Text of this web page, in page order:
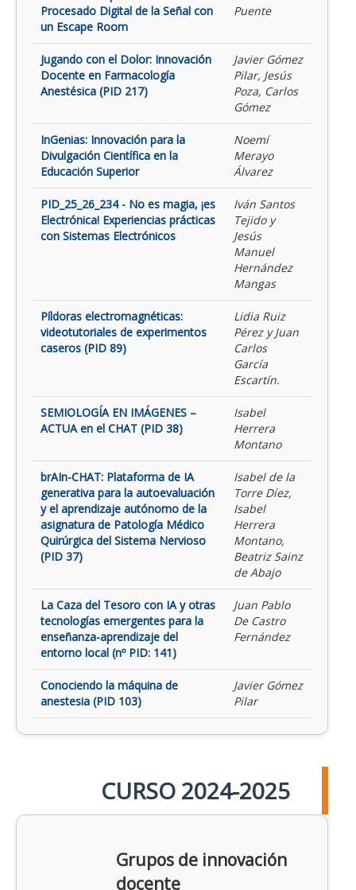
Procesado Digital de la Señal con
un Escape Room
Puente
Jugando con el Dolor: Innovación
Docente en Farmacología
Anestésica (PID 217)
Javier Gómez
Pilar, Jesús
Poza, Carlos
Gómez
InGenias: Innovación para la
Divulgación Científica en la
Educación Superior
Noemí
Merayo
Álvarez
PID_25_26_234 - No es magia, ¡es
Electrónica! Experiencias prácticas
con Sistemas Electrónicos
Iván Santos
Tejido y
Jesús
Manuel
Hernández
Mangas
Píldoras electromagnéticas:
videotutoriales de experimentos
caseros (PID 89)
Lidia Ruiz
Pérez y Juan
Carlos
García
Escartín.
SEMIOLOGÍA EN IMÁGENES –
ACTUA en el CHAT (PID 38)
Isabel
Herrera
Montano
brAIn-CHAT: Plataforma de IA
generativa para la autoevaluación
y el aprendizaje autónomo de la
asignatura de Patología Médico
Quirúrgica del Sistema Nervioso
(PID 37)
Isabel de la
Torre Díez,
Isabel
Herrera
Montano,
Beatriz Sainz
de Abajo
La Caza del Tesoro con IA y otras
tecnologías emergentes para la
enseñanza-aprendizaje del
entorno local (nº PID: 141)
Juan Pablo
De Castro
Fernández
Conociendo la máquina de
anestesia (PID 103)
Javier Gómez
Pilar
CURSO 2024-2025
Grupos de innovación
docente